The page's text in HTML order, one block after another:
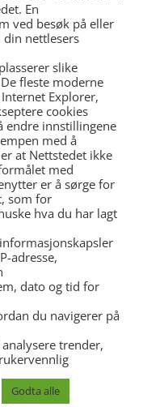
En
ved besøk på eller
din nettlesers
slike
fleste moderne
Explorer,
cookies
endre innstillingene
med å
at Nettstedet ikke
med
er å sørge for
som for
hva du har lagt
adresse,
dato og tid for
du navigerer på
trender,
Godta alle